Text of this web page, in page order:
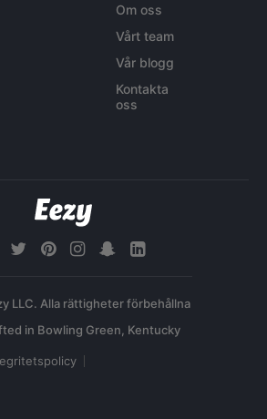
Om oss
Vårt team
Vår blogg
Kontakta
oss
LLC. Alla rättigheter förbehållna